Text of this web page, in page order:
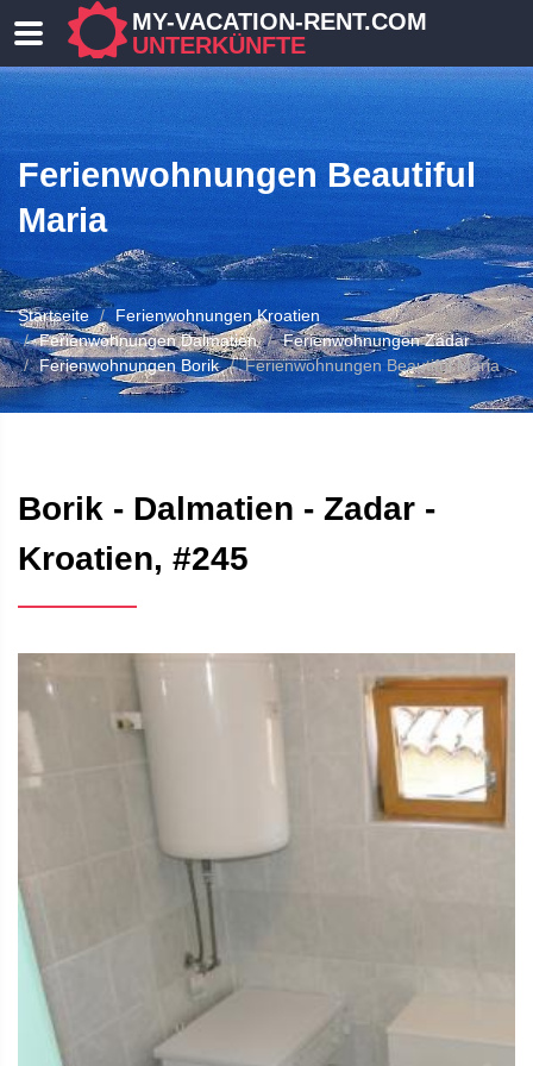
MY-VACATION-RENT.COM
UNTERKÜNFTE
Ferienwohnungen Beautiful
Maria
Startseite
Ferienwohnungen Kroatien
Ferienwohnungen Dalmatien
Ferienwohnungen Zadar
Ferienwohnungen Borik
Ferienwohnungen Beautiful Maria
Borik - Dalmatien - Zadar -
Kroatien, #245